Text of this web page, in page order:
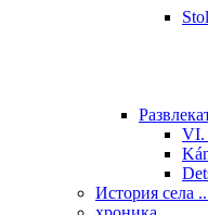
VI.
История села